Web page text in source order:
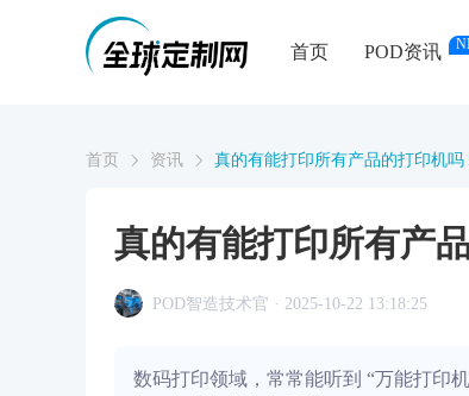
首页 POD资讯
首页 资讯 真的有能打印所有产品的打印机吗
真的有能打印所有产
POD智造技术官 · 2025-10-22 13:18:25
数码打印领域，常常能听到 “万能打印